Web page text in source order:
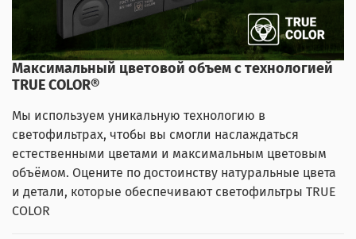
Максимальный цветовой объем с технологией
TRUE COLOR®
Мы используем уникальную технологию в
светофильтрах, чтобы вы смогли наслаждаться
естественными цветами и максимальным цветовым
объёмом. Оцените по достоинству натуральные цвета
и детали, которые обеспечивают светофильтры TRUE
COLOR